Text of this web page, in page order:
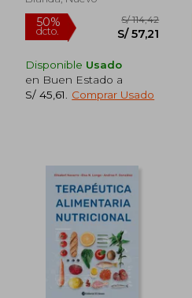
50%
dcto.
Disponible Usado
en Buen Estado a
S/ 45,61
Comprar Usado